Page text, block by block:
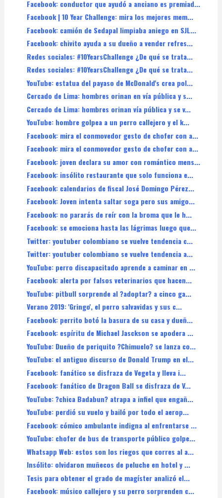
Facebook: conductor que ayudó a anciano es premiad...
Facebook | 10 Year Challenge: mira los mejores mem...
Facebook: camión de Sedapal limpiaba aniego en SJL...
Facebook: chivito ayuda a su dueño a vender refres...
Redes sociales: #10YearsChallenge ¿De qué se trata...
Redes sociales: #10YearsChallenge ¿De qué se trata...
YouTube: estatua del payaso de McDonald's crea pol...
Cercado de Lima: hombres orinan en vía pública y s...
Cercado de Lima: hombres orinan vía pública y se v...
YouTube: hombre golpea a un perro callejero y el k...
Facebook: mira el conmovedor gesto de chofer con a...
Facebook: mira el conmovedor gesto de chofer con a...
Facebook: joven declara su amor con romántico mens...
Facebook: insólito restaurante que solo funciona e...
Facebook: calendarios de fiscal José Domingo Pérez...
Facebook: Joven intenta saltar soga pero sus amigo...
Facebook: no pararás de reír con la broma que le h...
Facebook: se emociona hasta las lágrimas luego que...
Twitter: youtuber colombiano se vuelve tendencia c...
Twitter: youtuber colombiano se vuelve tendencia a...
YouTube: perro discapacitado aprende a caminar en ...
Facebook: alerta por falsos veterinarios que hacen...
YouTube: pitbull sorprende al ?adoptar? a cinco ga...
Verano 2019: 'Gringo', el perro salvavidas y sus c...
Facebook: perrito botó la basura de su casa y dueñ...
Facebook: espíritu de Michael Jasckson se apodera ...
YouTube: Dueño de periquito ?Chimuelo? se lanza co...
YouTube: el antiguo discurso de Donald Trump en el...
Facebook: fanático se disfraza de Vegeta y lleva i...
Facebook: fanático de Dragon Ball se disfraza de V...
YouTube: ?chica Badabun? atrapa a infiel que engañ...
YouTube: perdió su vuelo y bailó por todo el aerop...
Facebook: cómico ambulante indigna al enfrentarse ...
YouTube: chofer de bus de transporte público golpe...
Whatsapp Web: estos son los riegos que corres al a...
Insólito: olvidaron muñecos de peluche en hotel y ...
Tesis para obtener el grado de magíster analizó el...
Facebook: músico callejero y su perro sorprenden c...